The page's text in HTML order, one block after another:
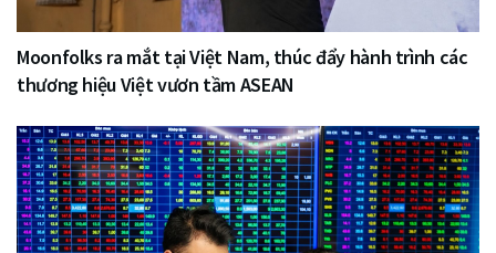
Moonfolks ra mắt tại Việt Nam, thúc đẩy hành trình các
thương hiệu Việt vươn tầm ASEAN